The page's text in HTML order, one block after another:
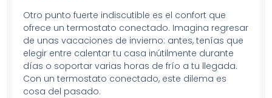
Otro punto fuerte indiscutible es el confort que
ofrece un termostato conectado. Imagina regresar
de unas vacaciones de invierno: antes, tenías que
elegir entre calentar tu casa inútilmente durante
días o soportar varias horas de frío a tu llegada.
Con un termostato conectado, este dilema es
cosa del pasado.